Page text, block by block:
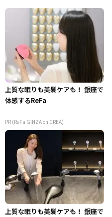
上質な眠りも美髪ケアも！ 銀座で
体感するReFa
PR (ReFa GINZA on CREA)
上質な眠りも美髪ケアも！ 銀座で